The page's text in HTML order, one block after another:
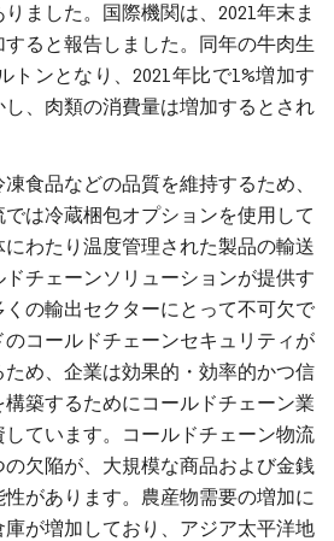
ました。国際機関は、2021年末ま
ると報告しました。同年の牛肉生
トンとなり、2021年比で1%増加す
、肉類の消費量は増加するとされ
食品などの品質を維持するため、
は冷蔵梱包オプションを使用して
わたり温度管理された製品の輸送
チェーンソリューションが提供す
の輸出セクターにとって不可欠で
コールドチェーンセキュリティが
め、企業は効果的・効率的かつ信
築するためにコールドチェーン業
ています。コールドチェーン物流
欠陥が、大規模な商品および金銭
があります。農産物需要の増加に
が増加しており、アジア太平洋地